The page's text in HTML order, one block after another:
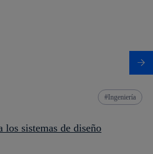
Ingeniería
los sistemas de diseño